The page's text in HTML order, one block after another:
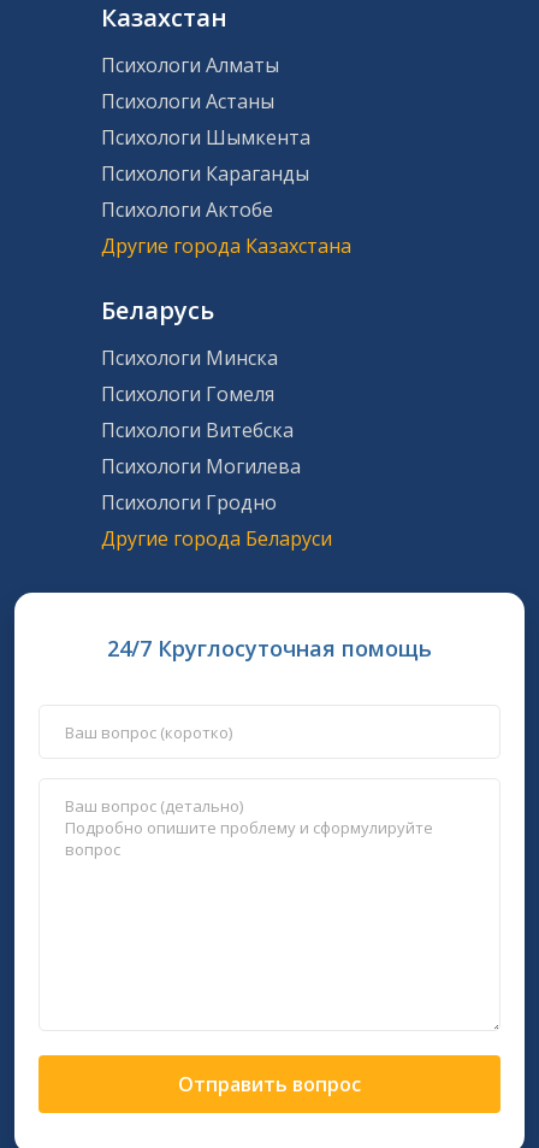
Казахстан
Психологи Алматы
Психологи Астаны
Психологи Шымкента
Психологи Караганды
Психологи Актобе
Другие города Казахстана
Беларусь
Психологи Минска
Психологи Гомеля
Психологи Витебска
Психологи Могилева
Психологи Гродно
Другие города Беларуси
24/7 Круглосуточная помощь
Отправить вопрос